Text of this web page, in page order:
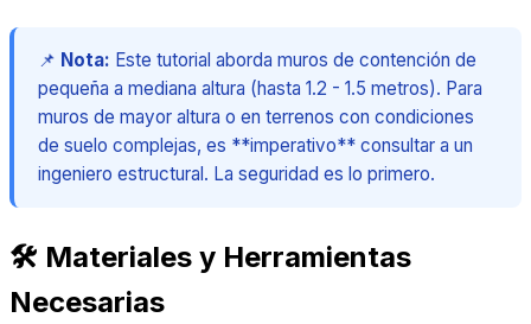
📌 Nota: Este tutorial aborda muros de contención de
pequeña a mediana altura (hasta 1.2 - 1.5 metros). Para
muros de mayor altura o en terrenos con condiciones
de suelo complejas, es **imperativo** consultar a un
ingeniero estructural. La seguridad es lo primero.
🛠️ Materiales y Herramientas
Necesarias